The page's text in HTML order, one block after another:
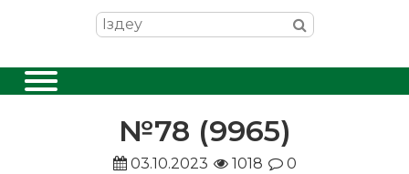
№78 (9965)
03.10.2023 1018 0